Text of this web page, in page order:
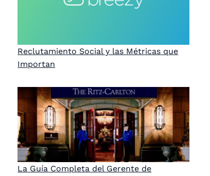
Reclutamiento Social y las Métricas que
Importan
La Guía Completa del Gerente de